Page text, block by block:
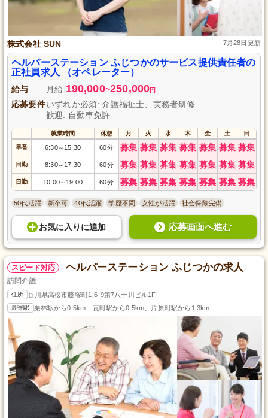
株式会社 SUN 7月28日更新
ヘルパーステーション ふじつかのサービス提供責任者の
正社員求人 （オペレーター）
給与 月給 190,000~250,000円
応募要件いずれか必須: 介護福祉士、実務者研修
歓迎: 自動車免許
就業時間 休憩 月 火 水 木 金 土 日
早番 6:30～ 15:30 60分 募集 募集 募集 募集 募集 募集 募集
日勤 8:30～ 17:30 60分 募集 募集 募集 募集 募集 募集 募集
日勤 10:00～ 19:00 60分 募集 募集 募集 募集 募集 募集 募集
50代活躍 新卒可 40代活躍 学歴不問 女性が活躍 社会保険完備
お気に入り に追加 応募画面へ進む
スピード対応 ヘルパーステーション ふじつかの求人
訪問介護
住所 香川県高松市藤塚町1-6-9第7八十川ビル1F
最寄駅 栗林駅から0.5km、瓦町駅から0.5km、片原町駅から1.3km